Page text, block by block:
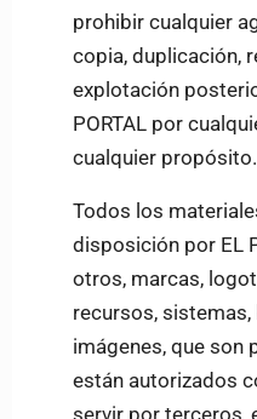
prohibir cualquier
copia, duplicación,
explotación
PORTAL por
cualquier propósito.
Todos los
disposición por EL
otros, marcas,
recursos,
imágenes, que son
están autorizados
servir por terceros,